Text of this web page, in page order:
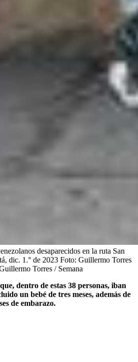
desaparecidos en la ruta San
dic. 1.° de 2023 Foto: Guillermo Torres
Torres / Semana
dentro de estas 38 personas, iban
un bebé de tres meses, además de
de embarazo.